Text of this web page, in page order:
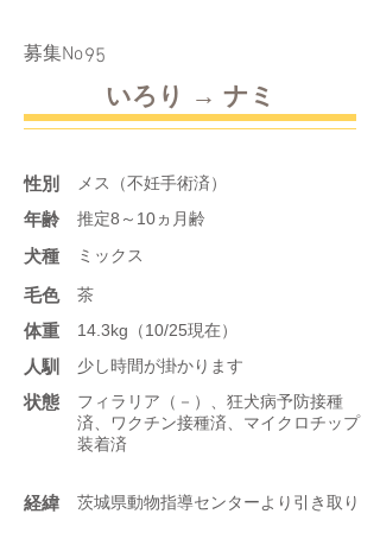
​募集No95
いろり → ナミ
性別 メス（不妊手術済）
年齢 推定8～10ヵ月齢
​犬種 ミックス
​毛色 茶
体重 14.3kg（10/25現在）
人馴 少し時間が掛かります
状態
フィラリア（－）、狂犬病予防接種
済、ワクチン接種済、マイクロチップ
装着済
​経緯 茨城県動物指導センターより引き取り